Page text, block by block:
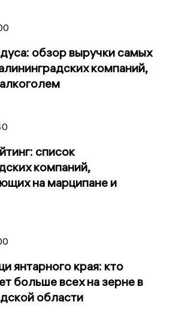
обзор выручки самых
компаний,
список
компаний,
на марципане и
янтарного края: кто
больше всех на зерне в
области